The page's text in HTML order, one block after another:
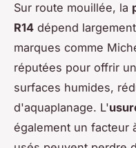
Sur route mouillée, la
R14 dépend
marques comme
réputées pour offrir
surfaces humides,
d'aquaplanage. L'
également un facteur